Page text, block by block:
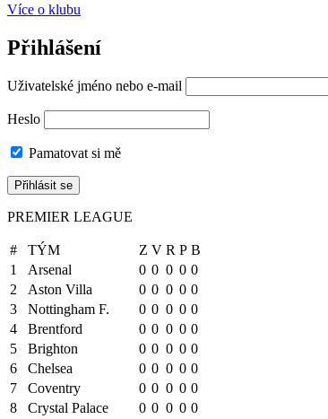
Více o klubu
Přihlášení
Uživatelské jméno nebo e-mail
Heslo
Pamatovat si mě
PREMIER LEAGUE
# TÝM Z V R P B
1
Arsenal 0 0 0 0 0
2
Aston Villa 0 0 0 0 0
3
Nottingham F. 0 0 0 0 0
4
Brentford 0 0 0 0 0
5
Brighton 0 0 0 0 0
6
Chelsea 0 0 0 0 0
7
Coventry 0 0 0 0 0
8
Crystal Palace 0 0 0 0 0